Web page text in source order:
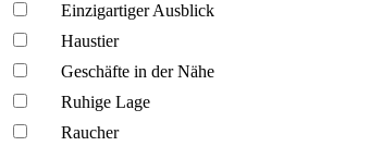
Einzigartiger Ausblick
Haustier
Geschäfte in der Nähe
Ruhige Lage
Raucher